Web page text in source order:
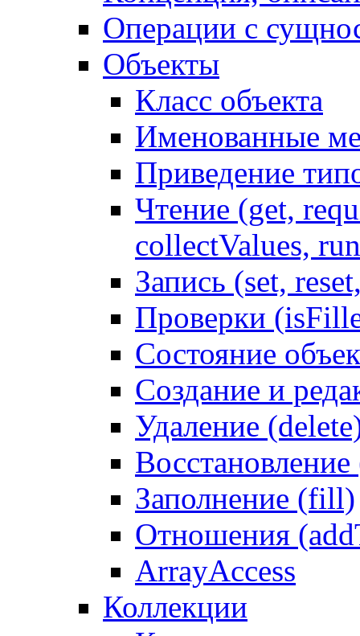
Операции с
Объекты
Класс объекта
Именованные
Приведение
Чтение (get,
collectValues,
Запись (set,
Проверки
Состояние
Создание и
Удаление
Заполнение (fill)
Отношения
ArrayAccess
Коллекции